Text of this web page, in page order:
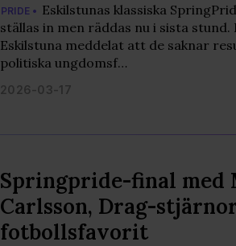
PRIDE • Eskilstunas klassiska
ställas in men räddas nu i sista stund.
Eskilstuna meddelat att de saknar
politiska ungdomsf…
2026-03-17
Springpride-final med
Carlsson, Drag-
fotbollsfavorit